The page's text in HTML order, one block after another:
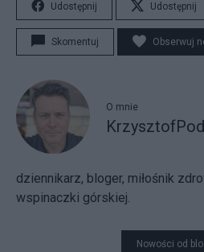
Udostępnij Udostępnij
Skomentuj Obserwuj
O mnie
dziennikarz, bloger, miłośnik
wspinaczki górskiej.
Nowości od